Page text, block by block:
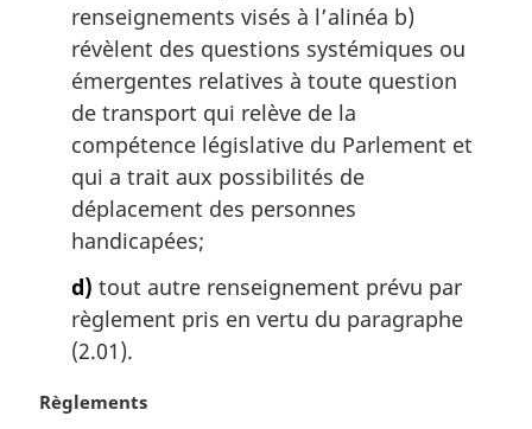
renseignements visés à l’alinéa b)
révèlent des questions systémiques ou
émergentes relatives à toute question
de transport qui relève de la
compétence législative du Parlement et
qui a trait aux possibilités de
déplacement des personnes
handicapées;
d) tout autre renseignement prévu par
règlement pris en vertu du paragraphe
(2.01).
N
Règlements